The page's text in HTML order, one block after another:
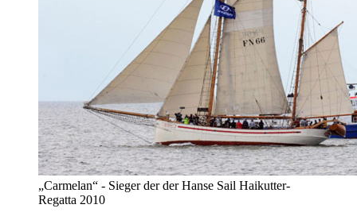
„Carmelan“ - Sieger der der Hanse Sail Haikutter-
Regatta 2010